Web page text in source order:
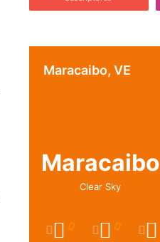
Maracaibo, VE
Maracaibo
Clear Sky